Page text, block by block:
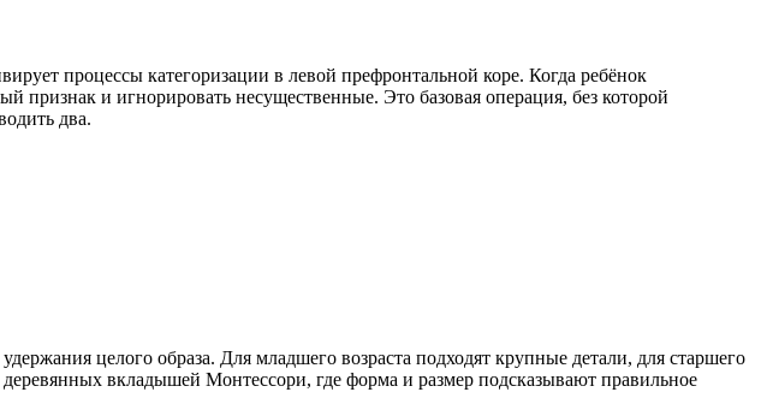
процессы категоризации в левой префронтальной коре. Когда ребёнок
признак и игнорировать несущественные. Это базовая операция, без которой
два.
целого образа. Для младшего возраста подходят крупные детали, для старшего
вкладышей Монтессори, где форма и размер подсказывают правильное